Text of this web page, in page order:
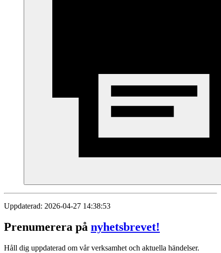
Uppdaterad: 2026-04-27 14:38:53
Prenumerera på nyhetsbrevet!
Håll dig uppdaterad om vår verksamhet och aktuella händelser.